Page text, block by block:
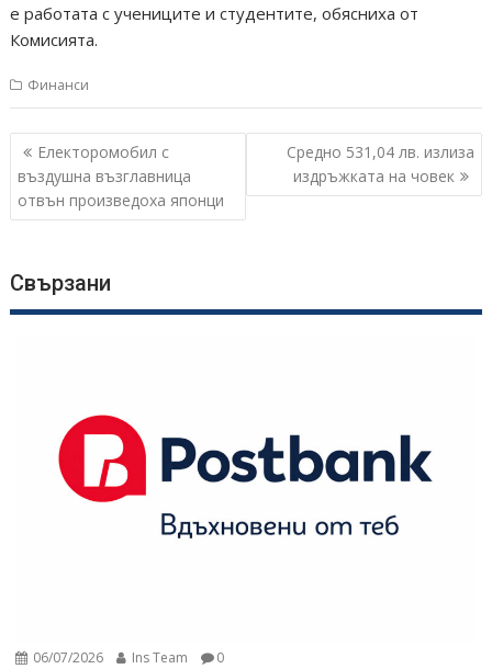
е работата с учениците и студентите, обясниха от
Комисията.
Финанси
Навигация
Електоромобил с
въздушна възглавница
отвън произведоха японци
Средно 531,04 лв. излиза
издръжката на човек
Свързани
06/07/2026 Ins Team 0